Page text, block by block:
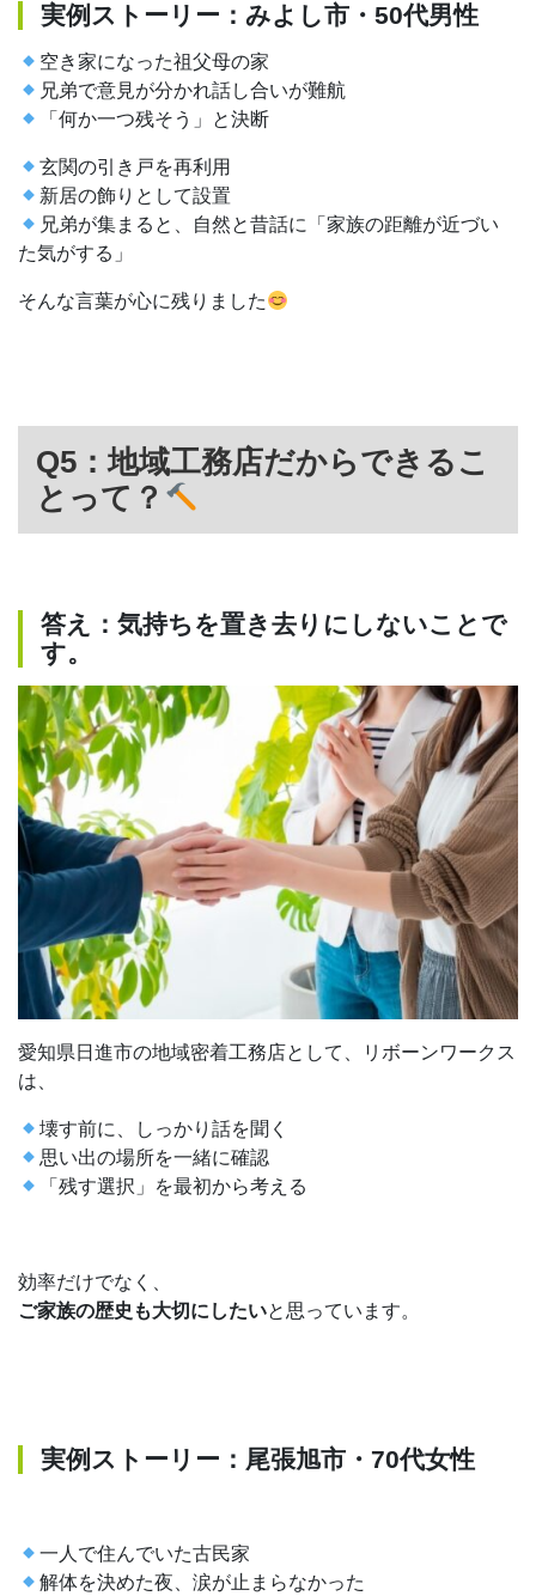
実例ストーリー：みよし市・50代男性
空き家になった祖父母の家
兄弟で意見が分かれ話し合いが難航
「何か一つ残そう」と決断
玄関の引き戸を再利用
新居の飾りとして設置
兄弟が集まると、自然と昔話に「家族の距離が近づい
た気がする」
そんな言葉が心に残りました
Q5：地域工務店だからできるこ
とって？
答え：気持ちを置き去りにしないことで
す。
愛知県日進市の地域密着工務店として、リボーンワークス
は、
壊す前に、しっかり話を聞く
思い出の場所を一緒に確認
「残す選択」を最初から考える
効率だけでなく、
ご家族の歴史も大切にしたいと思っています。
実例ストーリー：尾張旭市・70代女性
一人で住んでいた古民家
解体を決めた夜、涙が止まらなかった